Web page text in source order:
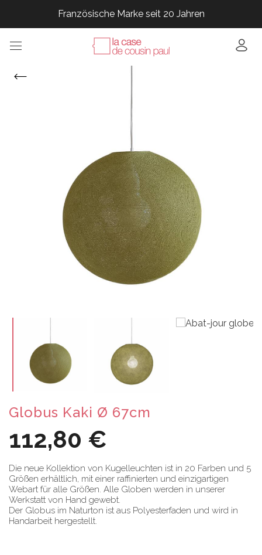
Französische Marke seit 20 Jahren
Französische Marke seit 20 Jahren
Französische Marke seit 20 Jahren
Globus Kaki Ø 67cm
112,80 €
Die neue Kollektion von Kugelleuchten ist in 20 Farben und 5
Größen erhältlich, mit einer raffinierten und einzigartigen
Webart für alle Größen. Alle Globen werden in unserer
Werkstatt von Hand gewebt.
Der Globus im Naturton ist aus Polyesterfaden und wird in
Handarbeit hergestellt.